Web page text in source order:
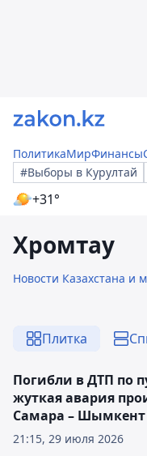
ПолитикаМирФинансы
#Выборы в Курултай
+31°
Хромтау
Новости Казахстана и
Плитка
21:15, 29 июля 2026
Погибли в ДТП по
жуткая авария
Самара – Шымкент